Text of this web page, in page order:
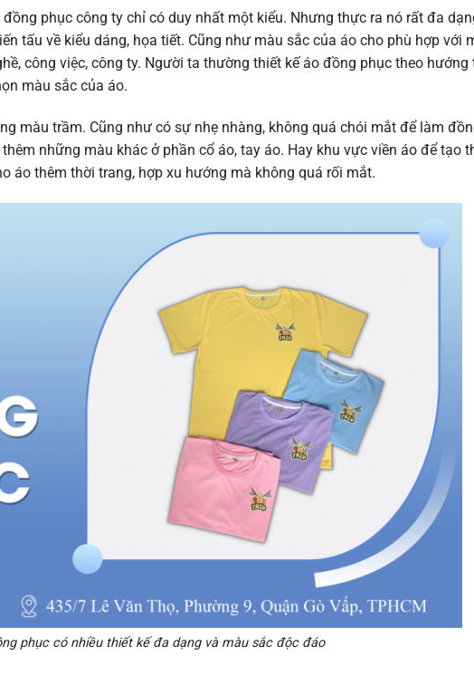
phục công ty chỉ có duy nhất một kiểu. Nhưng thực ra nó rất đa
tấu về kiểu dáng, họa tiết. Cũng như màu sắc của áo cho phù hợp với
công việc, công ty. Người ta thường thiết kế áo đồng phục theo hướng
màu sắc của áo.
màu trầm. Cũng như có sự nhẹ nhàng, không quá chói mắt để làm
những màu khác ở phần cổ áo, tay áo. Hay khu vực viền áo để tạo
áo thêm thời trang, hợp xu hướng mà không quá rối mắt.
phục có nhiều thiết kế đa dạng và màu sắc độc đáo